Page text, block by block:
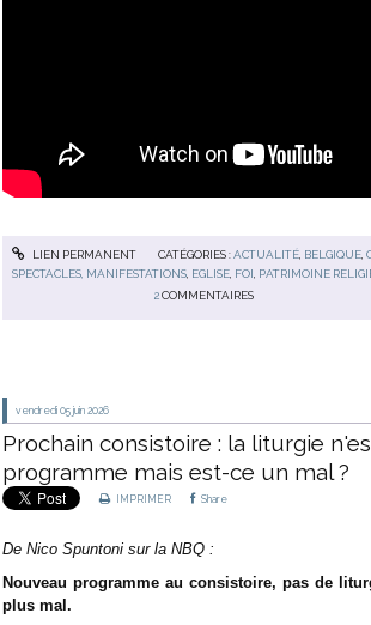
LIEN PERMANENT CATÉGORIES :ACTUALITÉ, BELGIQUE,
SPECTACLES, MANIFESTATIONS EGLISE FOI PATRIMOINE
2 COMMENTAIRES
vendredi 05 juin 2026
Prochain consistoire : la liturgie
programme mais est-ce un mal ?
IMPRIMER Share
De Nico Spuntoni sur la NBQ :
Nouveau programme au consistoire, pas de
plus mal.